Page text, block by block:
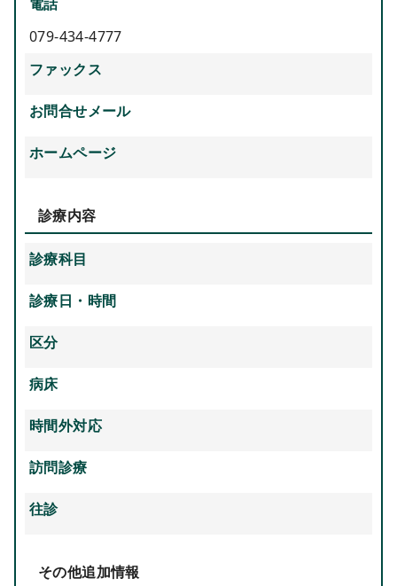
079-434-4777
ファックス
お問合せメール
ホームページ
診療内容
診療科目
診療日・時間
区分
病床
時間外対応
訪問診療
往診
その他追加情報